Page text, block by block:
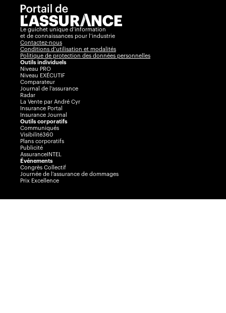
Le guichet unique d’information
et de connaissances pour l’industrie
Contactez-nous
Conditions d’utilisation et modalités
Politique de protection des données personnelles
Outils individuels
Niveau PRO
Niveau EXÉCUTIF
Comparateur
Journal de l’assurance
Radar
La Vente par André Cyr
Insurance Portal
Insurance Journal
Outils corporatifs
Communiqués
Visibilité360
Plans corporatifs
Publicité
AssuranceINTEL
Événements
Congrès Collectif
Journée de l’assurance de dommages
Prix Excellence